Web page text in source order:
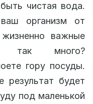
чистая вода.
организм от
жизненно важные
так много?
гору посуды.
результат будет
под маленькой